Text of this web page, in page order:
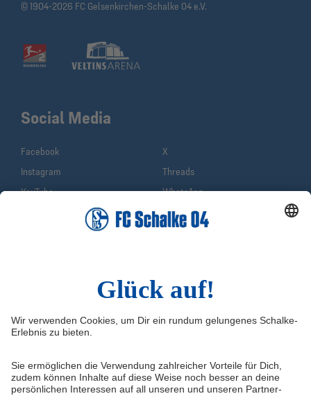
© 1904-2026 FC Gelsenkirchen-Schalke 04 e.V.
Service & Kontakt
Erklärung zur Barrierefreiheit
Medienportal
Tickets
VELTINS-Arena
Knappenschmiede
Social Media
Facebook
X
Instagram
Threads
YouTube
WhatsApp
Sina Weibo